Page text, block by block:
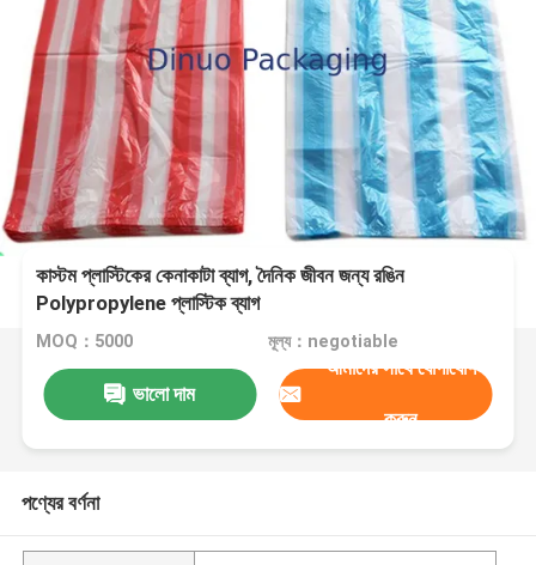
কাস্টম প্লাস্টিকের কেনাকাটা ব্যাগ, দৈনিক জীবন জন্য রঙিন
Polypropylene প্লাস্টিক ব্যাগ
MOQ：5000 মূল্য：negotiable
ভালো দাম
আমাদের সাথে যোগাযোগ
করুন
পণ্যের বর্ণনা